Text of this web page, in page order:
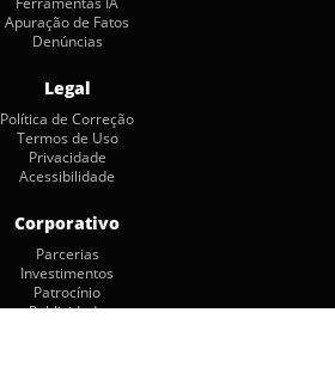
Apuração de Fatos
Denúncias
Legal
Política de Correção
Termos de Uso
Privacidade
Acessibilidade
Corporativo
Parcerias
Investimentos
Patrocínio
Publicidade